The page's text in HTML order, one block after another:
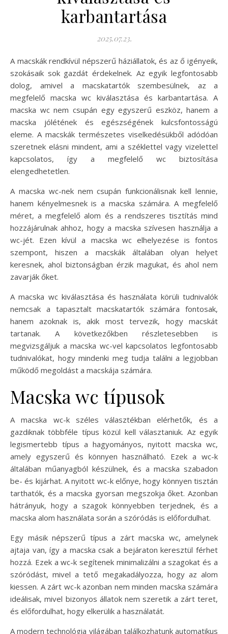
karbantartása
2025.07.23.
A macskák rendkívül népszerű háziállatok, és az ő igényeik,
szokásaik sok gazdát érdekelnek. Az egyik legfontosabb
dolog, amivel a macskatartók szembesülnek, az a
megfelelő macska wc kiválasztása és karbantartása. A
macska wc nem csupán egy egyszerű eszköz, hanem a
macska jólétének és egészségének kulcsfontosságú
eleme. A macskák természetes viselkedésükből adódóan
szeretnek elásni mindent, ami a széklettel vagy vizelettel
kapcsolatos, így a megfelelő wc biztosítása
elengedhetetlen.
A macska wc-nek nem csupán funkcionálisnak kell lennie,
hanem kényelmesnek is a macska számára. A megfelelő
méret, a megfelelő alom és a rendszeres tisztítás mind
hozzájárulnak ahhoz, hogy a macska szívesen használja a
wc-jét. Ezen kívül a macska wc elhelyezése is fontos
szempont, hiszen a macskák általában olyan helyet
keresnek, ahol biztonságban érzik magukat, és ahol nem
zavarják őket.
A macska wc kiválasztása és használata körüli tudnivalók
nemcsak a tapasztalt macskatartók számára fontosak,
hanem azoknak is, akik most tervezik, hogy macskát
tartanak. A következőkben részletesebben is
megvizsgáljuk a macska wc-vel kapcsolatos legfontosabb
tudnivalókat, hogy mindenki meg tudja találni a legjobban
működő megoldást a macskája számára.
Macska wc típusok
A macska wc-k széles választékban elérhetők, és a
gazdiknak többféle típus közül kell választaniuk. Az egyik
legismertebb típus a hagyományos, nyitott macska wc,
amely egyszerű és könnyen használható. Ezek a wc-k
általában műanyagból készülnek, és a macska szabadon
be- és kijárhat. A nyitott wc-k előnye, hogy könnyen tisztán
tarthatók, és a macska gyorsan megszokja őket. Azonban
hátrányuk, hogy a szagok könnyebben terjednek, és a
macska alom használata során a szóródás is előfordulhat.
Egy másik népszerű típus a zárt macska wc, amelynek
ajtaja van, így a macska csak a bejáraton keresztül férhet
hozzá. Ezek a wc-k segítenek minimalizálni a szagokat és a
szóródást, mivel a tető megakadályozza, hogy az alom
kiessen. A zárt wc-k azonban nem minden macska számára
ideálisak, mivel bizonyos állatok nem szeretik a zárt teret,
és előfordulhat, hogy elkerülik a használatát.
A modern technológia világában találkozhatunk automatikus